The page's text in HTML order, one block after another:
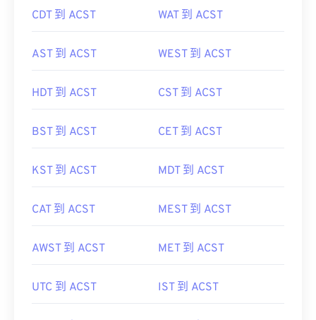
CDT 到 ACST WAT 到 ACST
AST 到 ACST WEST 到 ACST
HDT 到 ACST CST 到 ACST
BST 到 ACST CET 到 ACST
KST 到 ACST MDT 到 ACST
CAT 到 ACST MEST 到 ACST
AWST 到 ACST MET 到 ACST
UTC 到 ACST IST 到 ACST